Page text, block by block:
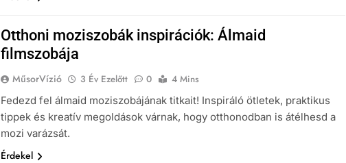
Otthoni moziszobák inspirációk: Álmaid
filmszobája
MűsorVízió 3 Év Ezelőtt 0
4 Mins
Fedezd fel álmaid moziszobájának titkait! Inspiráló ötletek, praktikus
tippek és kreatív megoldások várnak, hogy otthonodban is átélhesd a
mozi varázsát.
Érdekel